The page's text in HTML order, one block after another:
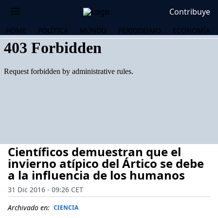
Contribuye
HOME POLÍTICA MUNDO PERIODISMO ECONOMÍA
Científicos demuestran que el
invierno atípico del Ártico se debe
a la influencia de los humanos
31 Dic 2016 - 09:26 CET
Archivado en: CIENCIA